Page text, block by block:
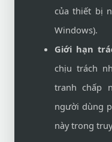
của thiết bị
Windows).
Giới hạn
chịu trách
tranh chấp
người dùng
này trong